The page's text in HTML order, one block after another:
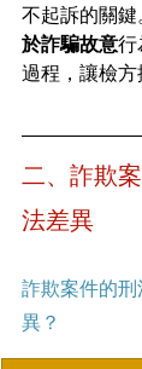
不起訴的關
於詐騙故意行
過程，讓檢方
二、詐欺
法差異
詐欺案件的
異？